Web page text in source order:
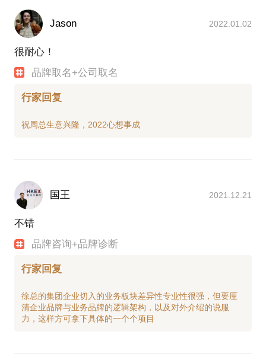
Jason 2022.01.02
很耐心！
品牌取名+公司取名
行家回复
国王 2021.12.21
不错
品牌咨询+品牌诊断
行家回复
徐总的集团企业切入的业务板块差异性专业性很强，但要厘
清企业品牌与业务品牌的逻辑架构，以及对外介绍的说服